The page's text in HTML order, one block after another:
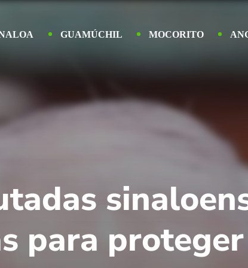
GUAMÚCHIL MOCORITO
para